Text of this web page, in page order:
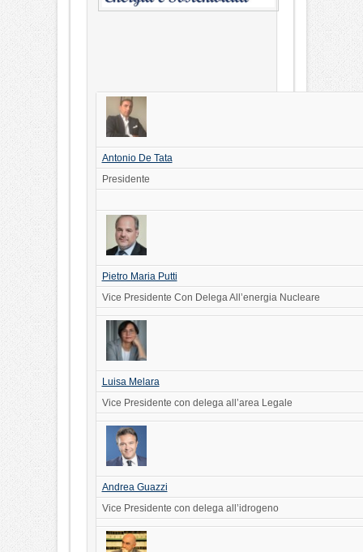
Antonio De Tata
Presidente
Pietro Maria Putti
Vice Presidente Con Delega All’energia Nucleare
Luisa Melara
Vice Presidente con delega all’area Legale
Andrea Guazzi
Vice Presidente con delega all’idrogeno